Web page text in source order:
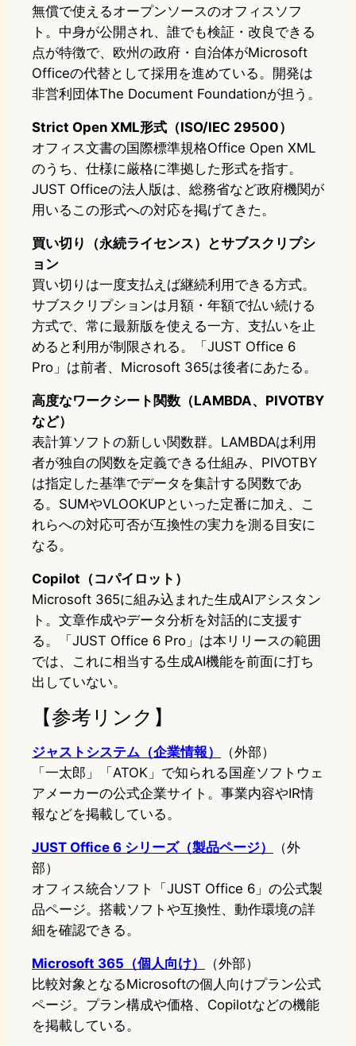
無償で使えるオープンソースのオフィスソフ
ト。中身が公開され、誰でも検証・改良できる
点が特徴で、欧州の政府・自治体がMicrosoft
Officeの代替として採用を進めている。開発は
非営利団体The Document Foundationが担う。
Strict Open XML形式（ISO/IEC 29500）
オフィス文書の国際標準規格Office Open XML
のうち、仕様に厳格に準拠した形式を指す。
JUST Officeの法人版は、総務省など政府機関が
用いるこの形式への対応を掲げてきた。
買い切り（永続ライセンス）とサブスクリプシ
ョン
買い切りは一度支払えば継続利用できる方式。
サブスクリプションは月額・年額で払い続ける
方式で、常に最新版を使える一方、支払いを止
めると利用が制限される。「JUST Office 6
Pro」は前者、Microsoft 365は後者にあたる。
高度なワークシート関数（LAMBDA、PIVOTBY
など）
表計算ソフトの新しい関数群。LAMBDAは利用
者が独自の関数を定義できる仕組み、PIVOTBY
は指定した基準でデータを集計する関数であ
る。SUMやVLOOKUPといった定番に加え、こ
れらへの対応可否が互換性の実力を測る目安に
なる。
Copilot（コパイロット）
Microsoft 365に組み込まれた生成AIアシスタン
ト。文章作成やデータ分析を対話的に支援す
る。「JUST Office 6 Pro」は本リリースの範囲
では、これに相当する生成AI機能を前面に打ち
出していない。
【参考リンク】
ジャストシステム（企業情報）
（外部）
「一太郎」「ATOK」で知られる国産ソフトウェ
アメーカーの公式企業サイト。事業内容やIR情
報などを掲載している。
JUST Office 6 シリーズ（製品ページ）
（外
部）
オフィス統合ソフト「JUST Office 6」の公式製
品ページ。搭載ソフトや互換性、動作環境の詳
細を確認できる。
Microsoft 365（個人向け）
（外部）
比較対象となるMicrosoftの個人向けプラン公式
ページ。プラン構成や価格、Copilotなどの機能
を掲載している。